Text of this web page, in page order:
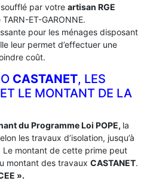
par votre artisan RGE
ET-GARONNE.
pour les ménages disposant
leur permet d’effectuer une
coût.
CASTANET, LES
LE MONTANT DE LA
du Programme Loi POPE, la
les travaux d’isolation, jusqu’à
montant de cette prime peut
montant des travaux CASTANET.
».